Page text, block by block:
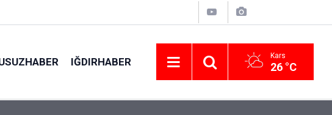
IĞDIRHABER Kars
26 °C